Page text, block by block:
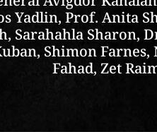
Yadlin, Prof. Anita
Sarahahla Sharon,
Shimon
Fahad, Zet